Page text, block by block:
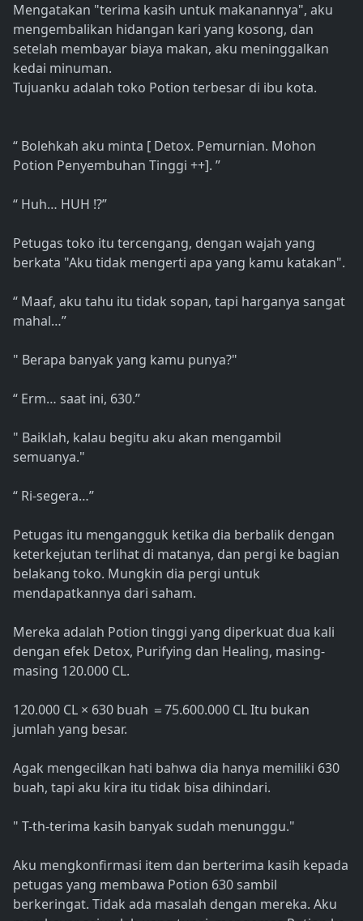
Mengatakan "terima kasih untuk makanannya", aku
mengembalikan hidangan kari yang kosong, dan
setelah membayar biaya makan, aku meninggalkan
kedai minuman.
Tujuanku adalah toko Potion terbesar di ibu kota.
“ Bolehkah aku minta [ Detox. Pemurnian. Mohon
Potion Penyembuhan Tinggi ++]. ”
“ Huh… HUH !?”
Petugas toko itu tercengang, dengan wajah yang
berkata "Aku tidak mengerti apa yang kamu katakan".
“ Maaf, aku tahu itu tidak sopan, tapi harganya sangat
mahal…”
" Berapa banyak yang kamu punya?"
“ Erm… saat ini, 630.”
" Baiklah, kalau begitu aku akan mengambil
semuanya."
“ Ri-segera…”
Petugas itu mengangguk ketika dia berbalik dengan
keterkejutan terlihat di matanya, dan pergi ke bagian
belakang toko. Mungkin dia pergi untuk
mendapatkannya dari saham.
Mereka adalah Potion tinggi yang diperkuat dua kali
dengan efek Detox, Purifying dan Healing, masing-
masing 120.000 CL.
120.000 CL × 630 buah ＝75.600.000 CL Itu bukan
jumlah yang besar.
Agak mengecilkan hati bahwa dia hanya memiliki 630
buah, tapi aku kira itu tidak bisa dihindari.
" T-th-terima kasih banyak sudah menunggu."
Aku mengkonfirmasi item dan berterima kasih kepada
petugas yang membawa Potion 630 sambil
berkeringat. Tidak ada masalah dengan mereka. Aku